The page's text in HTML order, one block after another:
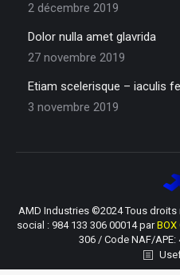
2 décembre 2019
Dolor nulla amet glavrida
27 novembre 2019
Etiam scelerisque – iaculis
3 novembre 2019
AMD Industries ©2024 Tous
social : 984 133 306 00014 par
306 / Code NAF/APE: